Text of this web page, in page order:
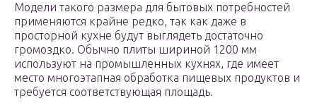
Модели такого размера для бытовых потребностей
применяются крайне редко, так как даже в
просторной кухне будут выглядеть достаточно
громоздко. Обычно плиты шириной 1200 мм
используют на промышленных кухнях, где имеет
место многоэтапная обработка пищевых продуктов и
требуется соответствующая площадь.